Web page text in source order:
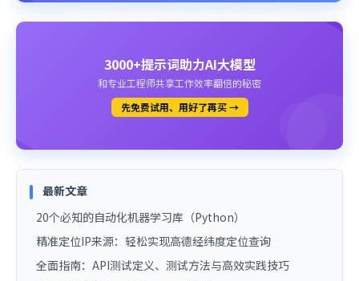
3000+提示词助力AI大模型
和专业工程师共享工作效率翻倍的秘密
先免费试用、用好了再买 →
最新文章
20个必知的自动化机器学习库（Python）
精准定位IP来源：轻松实现高德经纬度定位查询
全面指南：API测试定义、测试方法与高效实践技巧